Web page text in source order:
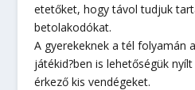
etetőket, hogy távol tudjuk
betolakodókat.
A gyerekeknek a tél folyamán
játékid?ben is lehetőségük
érkező kis vendégeket.